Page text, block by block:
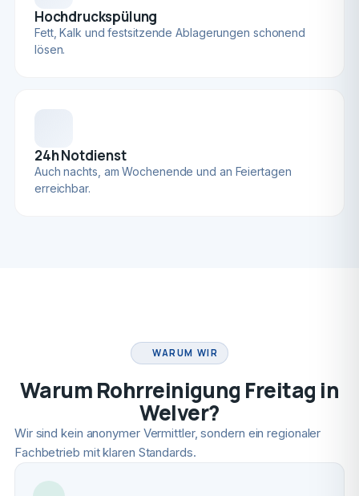
Hochdruckspülung
Fett, Kalk und festsitzende Ablagerungen schonend
lösen.
24h Notdienst
Auch nachts, am Wochenende und an Feiertagen
erreichbar.
WARUM WIR
Warum Rohrreinigung Freitag in
Welver?
Wir sind kein anonymer Vermittler, sondern ein regionaler
Fachbetrieb mit klaren Standards.